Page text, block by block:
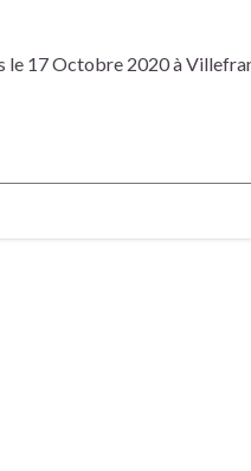
17 Octobre 2020 à